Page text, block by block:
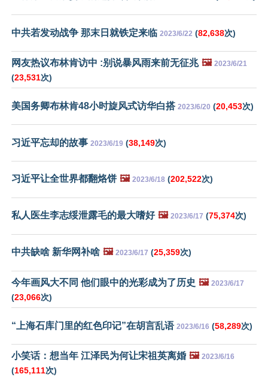
中共若发动战争 那末日就铁定来临 2023/6/22 (82,638次)
网友热议布林肯访中 :别说暴风雨来前无征兆 🖼️ 2023/6/21
(23,531次)
美国务卿布林肯48小时旋风式访华白搭 2023/6/20 (20,453次)
习近平忘却的故事 2023/6/19 (38,149次)
习近平让全世界都翻烙饼 🖼️ 2023/6/18 (202,522次)
私人医生李志绥泄露毛的最大嗜好 🖼️ 2023/6/17 (75,374次)
中共缺啥 新华网补啥 🖼️ 2023/6/17 (25,359次)
今年画风大不同 他们眼中的光彩成为了历史 🖼️ 2023/6/17
(23,066次)
“上海石库门里的红色印记”在胡言乱语 2023/6/16 (58,289次)
小笑话：想当年 江泽民为何让宋祖英离婚 🖼️ 2023/6/16
(165,111次)